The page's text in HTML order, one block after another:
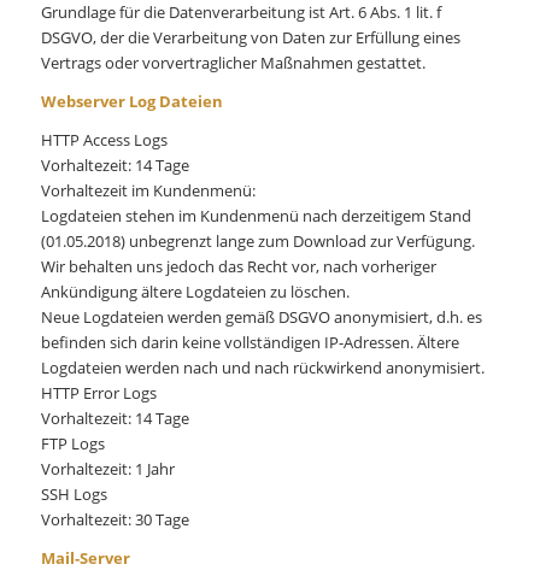
Grundlage für die Datenverarbeitung ist Art. 6 Abs. 1 lit. f
DSGVO, der die Verarbeitung von Daten zur Erfüllung eines
Vertrags oder vorvertraglicher Maßnahmen gestattet.
Webserver Log Dateien
HTTP Access Logs
Vorhaltezeit: 14 Tage
Vorhaltezeit im Kundenmenü:
Logdateien stehen im Kundenmenü nach derzeitigem Stand
(01.05.2018) unbegrenzt lange zum Download zur Verfügung.
Wir behalten uns jedoch das Recht vor, nach vorheriger
Ankündigung ältere Logdateien zu löschen.
Neue Logdateien werden gemäß DSGVO anonymisiert, d.h. es
befinden sich darin keine vollständigen IP-Adressen. Ältere
Logdateien werden nach und nach rückwirkend anonymisiert.
HTTP Error Logs
Vorhaltezeit: 14 Tage
FTP Logs
Vorhaltezeit: 1 Jahr
SSH Logs
Vorhaltezeit: 30 Tage
Mail-Server